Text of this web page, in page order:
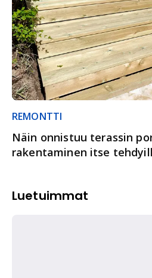
REMONTTI
Näin onnistuu terassin
rakentaminen itse
Luetuimmat